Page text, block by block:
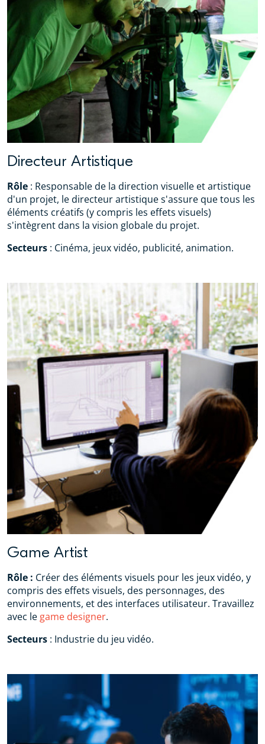
Directeur Artistique
Rôle : Responsable de la direction visuelle et artistique
d'un projet, le directeur artistique s'assure que tous les
éléments créatifs (y compris les effets visuels)
s'intègrent dans la vision globale du projet.
Secteurs : Cinéma, jeux vidéo, publicité, animation.
Game Artist
Rôle : Créer des éléments visuels pour les jeux vidéo, y
compris des effets visuels, des personnages, des
environnements, et des interfaces utilisateur. Travaillez
avec le game designer.
Secteurs : Industrie du jeu vidéo.